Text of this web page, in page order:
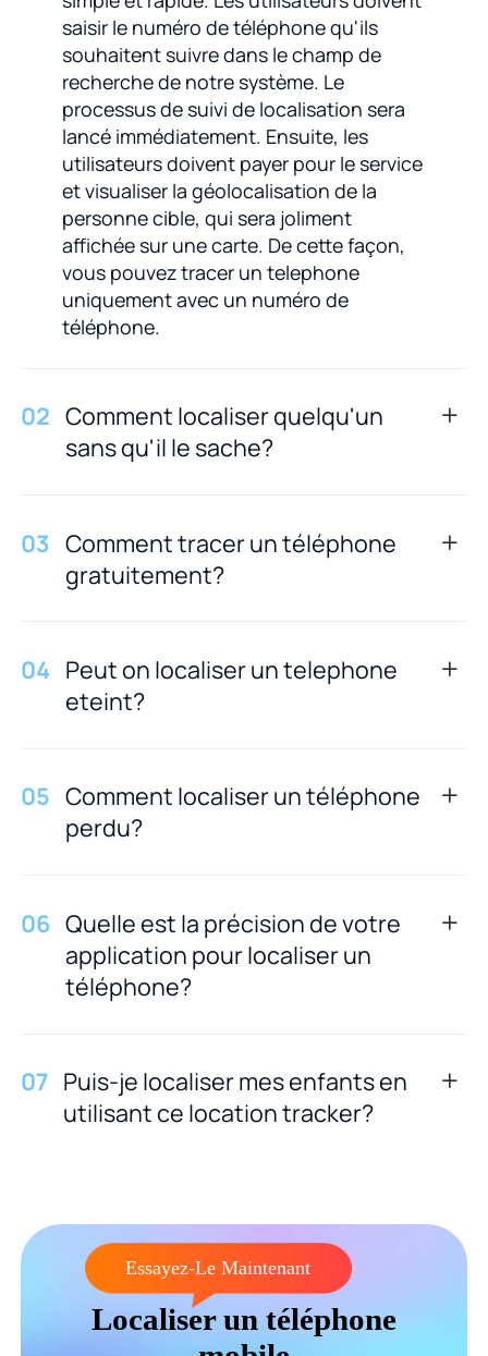
saisir le numéro de téléphone qu'ils
souhaitent suivre dans le champ de
recherche de notre système. Le
processus de suivi de localisation sera
lancé immédiatement. Ensuite, les
utilisateurs doivent payer pour le service
et visualiser la géolocalisation de la
personne cible, qui sera joliment
affichée sur une carte. De cette façon,
vous pouvez tracer un telephone
uniquement avec un numéro de
téléphone.
02 Comment localiser quelqu'un
sans qu'il le sache?
03 Comment tracer un téléphone
gratuitement?
04 Peut on localiser un telephone
eteint?
05 Comment localiser un téléphone
perdu?
06 Quelle est la précision de votre
application pour localiser un
téléphone?
07 Puis-je localiser mes enfants en
utilisant ce location tracker?
Localiser un téléphone
Essayez-Le Maintenant